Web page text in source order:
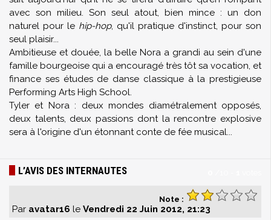
avec son milieu. Son seul atout, bien mince : un don
naturel pour le hip-hop, qu'il pratique d'instinct, pour son
seul plaisir...
Ambitieuse et douée, la belle Nora a grandi au sein d'une
famille bourgeoise qui a encouragé très tôt sa vocation, et
finance ses études de danse classique à la prestigieuse
Performing Arts High School.
Tyler et Nora : deux mondes diamétralement opposés,
deux talents, deux passions dont la rencontre explosive
sera à l'origine d'un étonnant conte de fée musical...
L’AVIS DES INTERNAUTES
Note :
Par avatar16 le Vendredi 22 Juin 2012, 21:23